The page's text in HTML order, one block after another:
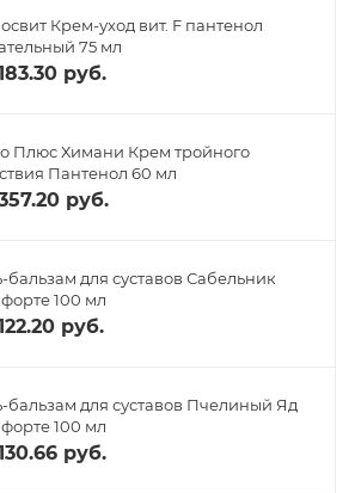
Крем-уход вит. F пантенол
75 мл
руб.
Плюс Химани Крем тройного
Пантенол 60 мл
руб.
бальзам для суставов Сабельник
100 мл
руб.
бальзам для суставов Пчелиный Яд
100 мл
руб.